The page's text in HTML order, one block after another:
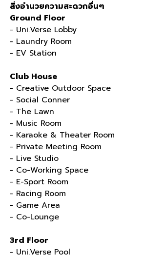
สิ่งอำนวยความสะดวกอื่นๆ
Ground Floor
- Uni.Verse Lobby
- Laundry Room
- EV Station
Club House
- Creative Outdoor Space
- Social Conner
- The Lawn
- Music Room
- Karaoke & Theater Room
- Private Meeting Room
- Live Studio
- Co-Working Space
- E-Sport Room
- Racing Room
- Game Area
- Co-Lounge
3rd Floor
- Uni.Verse Pool